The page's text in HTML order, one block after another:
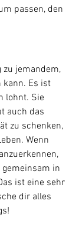
passen, den
zu jemandem,
kann. Es ist
lohnt. Sie
auch das
zu schenken,
Wenn
in
ist eine sehr
dir alles